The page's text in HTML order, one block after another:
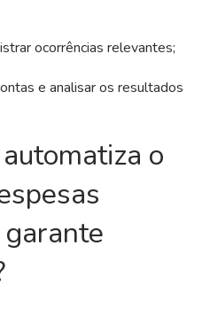
ocorrências relevantes;
e analisar os resultados
o